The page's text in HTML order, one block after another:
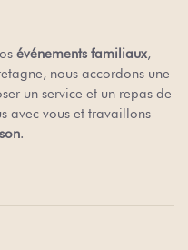
événements familiaux
nous accordons une
un service et un repas de
avec vous et travaillons